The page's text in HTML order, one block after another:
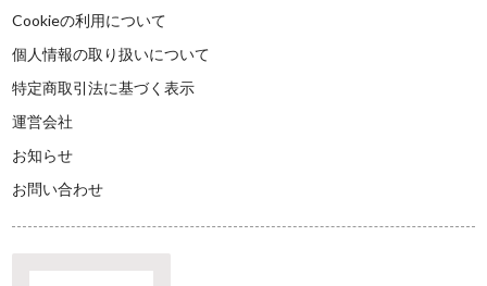
Cookieの利用について
個人情報の取り扱いについて
特定商取引法に基づく表示
運営会社
お知らせ
お問い合わせ